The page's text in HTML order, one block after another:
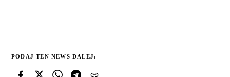
PODAJ TEN NEWS DALEJ: